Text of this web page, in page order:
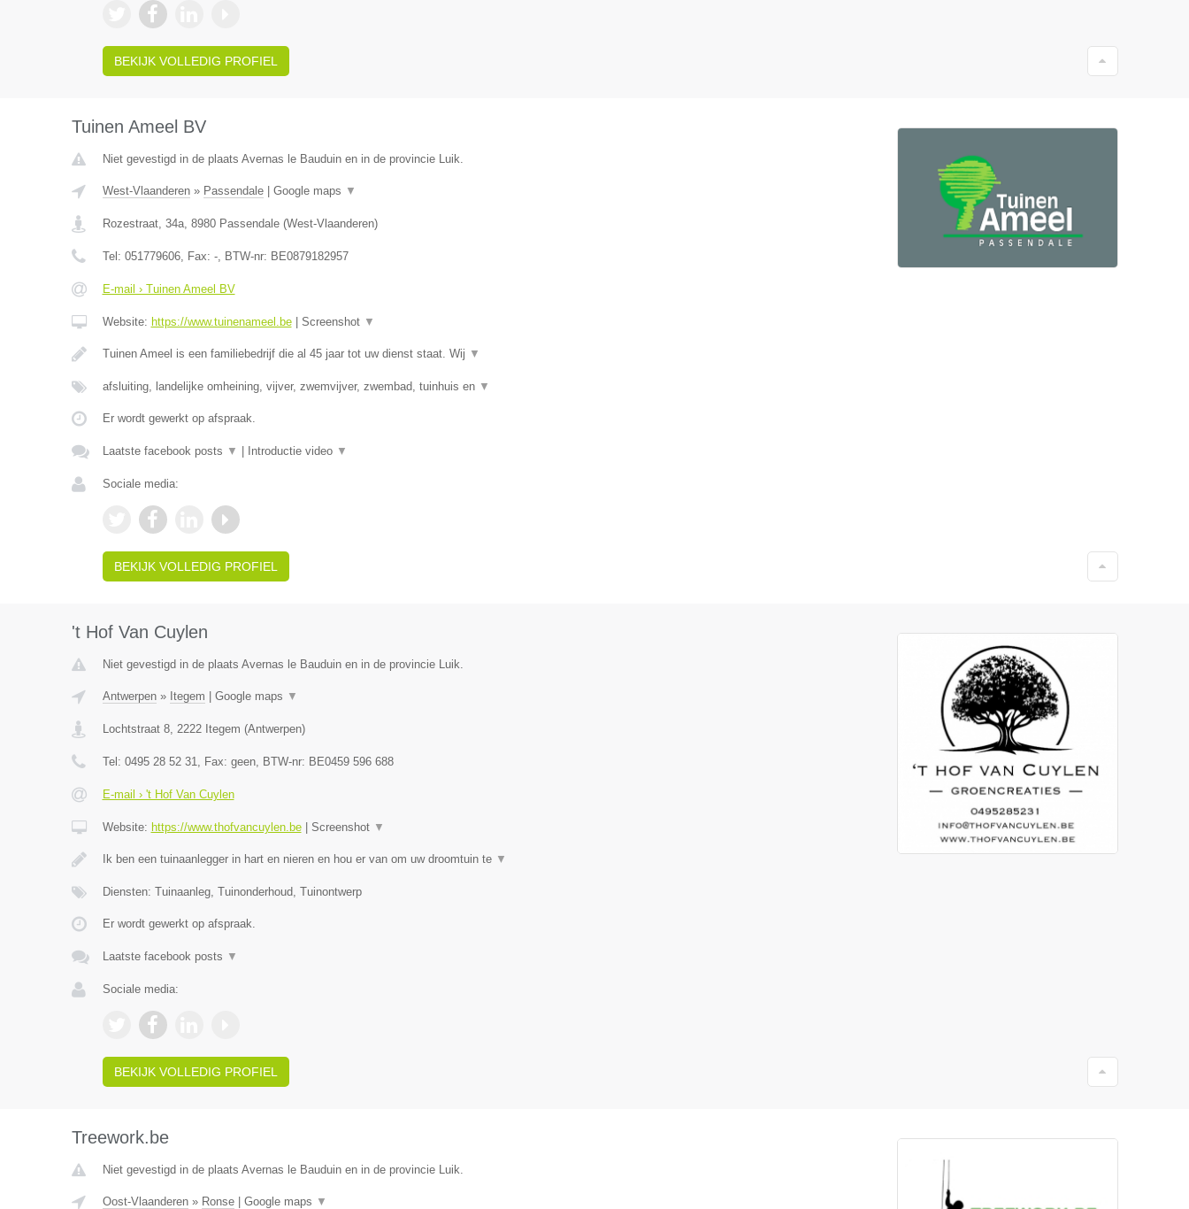
BEKIJK VOLLEDIG PROFIEL
Tuinen Ameel BV
Niet gevestigd in de plaats Avernas le Bauduin en in de provincie Luik.
West-Vlaanderen» Passendale| Google maps ▼
Rozestraat, 34a, 8980 Passendale(West-Vlaanderen)
Tel: 051779606, Fax: -, BTW-nr: BE0879182957
E-mail › Tuinen Ameel BV
Website: https://www.tuinenameel.be| Screenshot ▼
Tuinen Ameel is een familiebedrijf die al 45 jaar tot uw dienst staat. Wij ▼
afsluiting, landelijke omheining, vijver, zwemvijver, zwembad, tuinhuis en ▼
Er wordt gewerkt op afspraak.
Laatste facebook posts ▼ Introductie video ▼
Sociale media:
BEKIJK VOLLEDIG PROFIEL
't Hof Van Cuylen
Niet gevestigd in de plaats Avernas le Bauduin en in de provincie Luik.
Antwerpen» Itegem Google maps ▼
Lochtstraat 8, 2222 Itegem (Antwerpen)
Tel: 0495 28 52 31, Fax: geen, BTW-nr: BE0459 596 688
E-mail › 't Hof Van Cuylen
Website: https://www.thofvancuylen.be| Screenshot ▼
Ik ben een tuinaanlegger in hart en nieren en hou er van om uw droomtuin te ▼
Diensten: Tuinaanleg, Tuinonderhoud, Tuinontwerp
Er wordt gewerkt op afspraak.
Laatste facebook posts ▼
Sociale media:
BEKIJK VOLLEDIG PROFIEL
Treework.be
Niet gevestigd in de plaats Avernas le Bauduin en in de provincie Luik.
Oost-Vlaanderen» Ronse| Google maps ▼